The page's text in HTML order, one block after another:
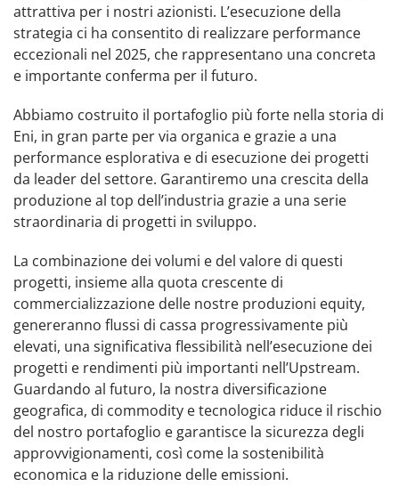
attrattiva per i nostri azionisti. L’esecuzione della
strategia ci ha consentito di realizzare performance
eccezionali nel 2025, che rappresentano una concreta
e importante conferma per il futuro.
Abbiamo costruito il portafoglio più forte nella storia di
Eni, in gran parte per via organica e grazie a una
performance esplorativa e di esecuzione dei progetti
da leader del settore. Garantiremo una crescita della
produzione al top dell’industria grazie a una serie
straordinaria di progetti in sviluppo.
La combinazione dei volumi e del valore di questi
progetti, insieme alla quota crescente di
commercializzazione delle nostre produzioni equity,
genereranno flussi di cassa progressivamente più
elevati, una significativa flessibilità nell’esecuzione dei
progetti e rendimenti più importanti nell’Upstream.
Guardando al futuro, la nostra diversificazione
geografica, di commodity e tecnologica riduce il rischio
del nostro portafoglio e garantisce la sicurezza degli
approvvigionamenti, così come la sostenibilità
economica e la riduzione delle emissioni.